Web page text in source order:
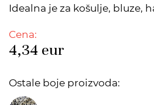
Idealna je za košulje, bluze,
Cena:
4,34 eur
Ostale boje proizvoda: